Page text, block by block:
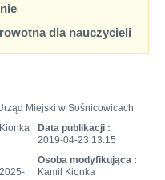
dla nauczycieli
Miejski w Sośnicowicach
Data publikacji :
2019-04-23 13:15
2025-
Osoba modyfikująca :
Kamil Kionka